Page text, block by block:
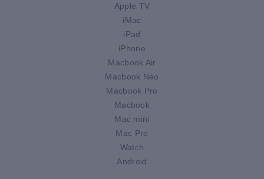
Apple TV
iMac
iPad
iPhone
Macbook Air
Macbook Neo
Macbook Pro
Macbook
Mac mini
Mac Pro
Watch
Android